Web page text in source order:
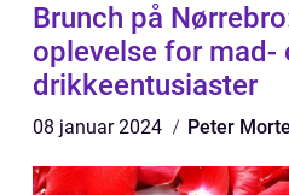
Brunch på
oplevelse for mad-
drikkeentusiaster
08 januar 2024 Peter